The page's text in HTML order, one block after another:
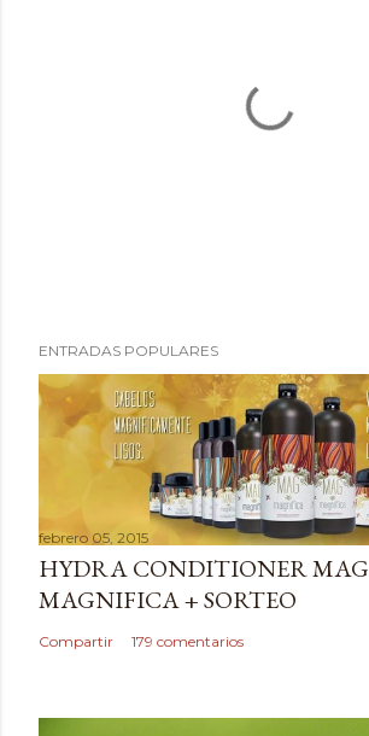
u
b
a
r
u
n
c
ENTRADAS POPULARES
febrero 05, 2015
HYDRA CONDITIONER MAG
MAGNIFICA + SORTEO
Compartir 179 comentarios